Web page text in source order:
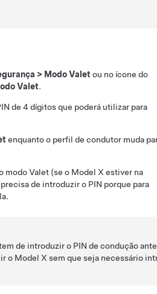
> Modo Valet ou no ícone do
Valet.
de 4 dígitos que poderá utilizar para
enquanto o perfil de condutor muda
modo Valet (se o Model X estiver na
de introduzir o PIN porque para
de introduzir o PIN de condução
o Model X sem que seja necessário